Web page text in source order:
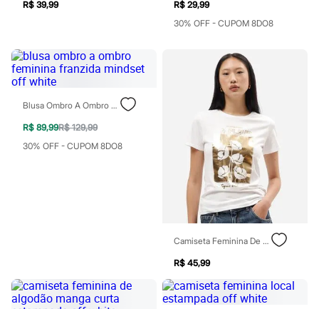
Infantil
Romântico para as meninas
Inverno
Novidades
Roupas menina
0 a 24 meses
1 a 5 anos
4 a 12 anos
10 a 16 anos
Roupas menino
Botas
Chinelos
Pantufas
R$ 39,99
R$ 29,99
30% OFF - CUPOM 8DO8
Blusa Ombro A Ombro Feminina Franzida Mindset Off White
R$ 89,99R$ 129,99
30% OFF - CUPOM 8DO8
Camiseta Feminina De Algodão Manga Curta Floral Off White
R$ 45,99